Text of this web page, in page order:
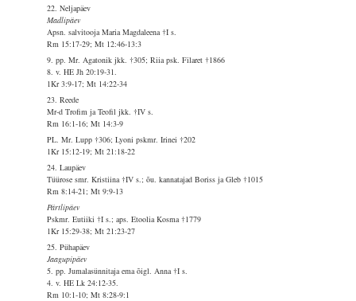
22. Neljapäev
Madlipäev
Apsn. salvitooja Maria Magdaleena †I s.
Rm 15:17-29; Mt 12:46-13:3
9. pp. Mr. Agatonik jkk. †305; Riia psk. Filaret †1866
8. v. HE Jh 20:19-31.
1Kr 3:9-17; Mt 14:22-34
23. Reede
Mr-d Trofim ja Teofil jkk. †IV s.
Rm 16:1-16; Mt 14:3-9
PL. Mr. Lupp †306; Lyoni pskmr. Irinei †202
1Kr 15:12-19; Mt 21:18-22
24. Laupäev
Tüürose smr. Kristiina †IV s.; õu. kannatajad Boriss ja Gleb †1015
Rm 8:14-21; Mt 9:9-13
Pärtlipäev
Pskmr. Eutiiki †I s.; aps. Etoolia Kosma †1779
1Kr 15:29-38; Mt 21:23-27
25. Pühapäev
Jaagupipäev
5. pp. Jumalasünnitaja ema õigl. Anna †I s.
4. v. HE Lk 24:12-35.
Rm 10:1-10; Mt 8:28-9:1